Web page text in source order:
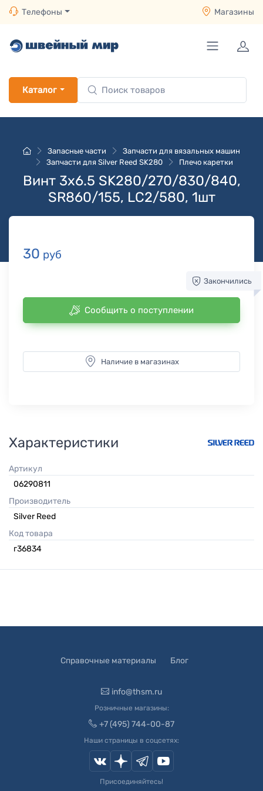
Телефоны Магазины
Каталог
Запасные части
Запчасти для вязальных машин
Запчасти для Silver Reed SK280
Плечо каретки
Винт 3x6.5 SK280/270/830/840,
SR860/155, LC2/580, 1шт
30 руб
Закончились
Сообщить о поступлении
Наличие в магазинах
Характеристики
Артикул
06290811
Производитель
Silver Reed
Код товара
г36834
Справочные материалы Блог
info@thsm.ru
Розничные магазины:
+7 (495) 744-00-87
Наши страницы в соцсетях:
Присоединяйтесь!